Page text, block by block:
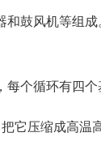
鼓风机等组
个循环有四个
它压缩成高温